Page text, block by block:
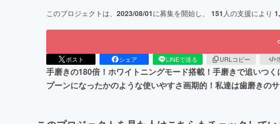
このプロジェクトは、 2023/08/01に募集を開始し、 151 人の支援により
ポスト シェア LINEで送る URLコピー
手磨きの180倍！ホワイトニングモード搭載！手磨きで追いつ
プーンになったかのような使いやすさ画期的！私達は歯磨きの